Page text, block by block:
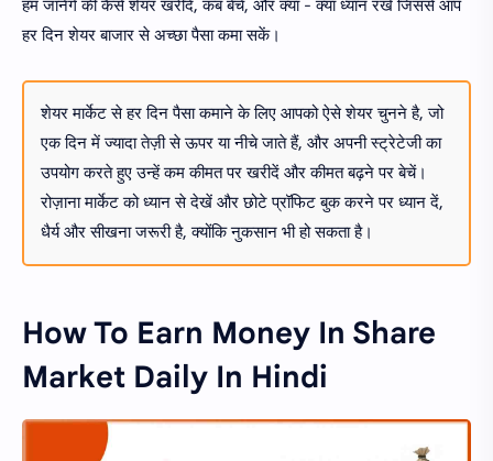
हम जानेंगे की कैसे शेयर खरीदें, कब बेचें, और क्या - क्या ध्यान रखें जिससे आप
हर दिन शेयर बाजार से अच्छा पैसा कमा सकें।
शेयर मार्केट से हर दिन पैसा कमाने के लिए आपको ऐसे शेयर चुनने है, जो
एक दिन में ज्यादा तेज़ी से ऊपर या नीचे जाते हैं, और अपनी स्ट्रेटेजी का
उपयोग करते हुए उन्हें कम कीमत पर खरीदें और कीमत बढ़ने पर बेचें।
रोज़ाना मार्केट को ध्यान से देखें और छोटे प्रॉफिट बुक करने पर ध्यान दें,
धैर्य और सीखना जरूरी है, क्योंकि नुकसान भी हो सकता है।
How To Earn Money In Share
Market Daily In Hindi